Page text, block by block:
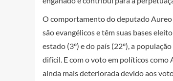
O comportamento do deputado
são evangélicos e têm suas bases
estado (3º) e do país (22º), a
difícil. E com o voto em políticos como
ainda mais deteriorada devido aos